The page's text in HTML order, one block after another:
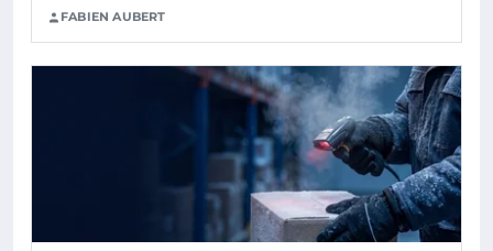
FABIEN AUBERT